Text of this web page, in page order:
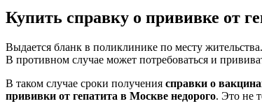
Купить справку о прививке от
Выдается бланк в поликлинике по месту
В противном случае может потребоваться и
В таком случае сроки получения справки о
прививки от гепатита в Москве недорого. Это не